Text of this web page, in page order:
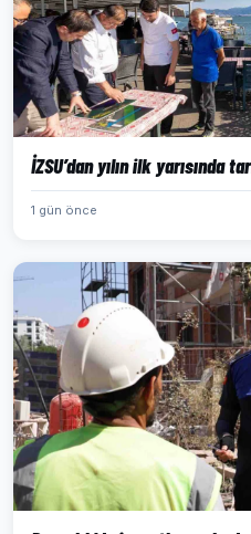
İZSU’dan yılın ilk yarısında
1 gün önce